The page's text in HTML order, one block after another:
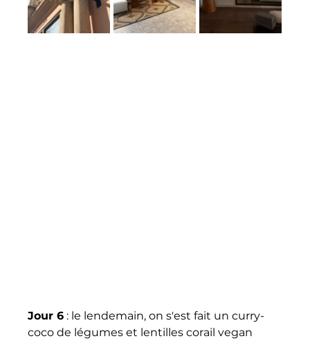
Jour 6 : le lendemain, on s'est fait un curry-
coco de légumes et lentilles corail vegan